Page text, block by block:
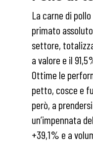
La carne di
primato
settore,
a valore e il
Ottime le
petto, cosce e
però, a
un’impennata
+39,1% e a